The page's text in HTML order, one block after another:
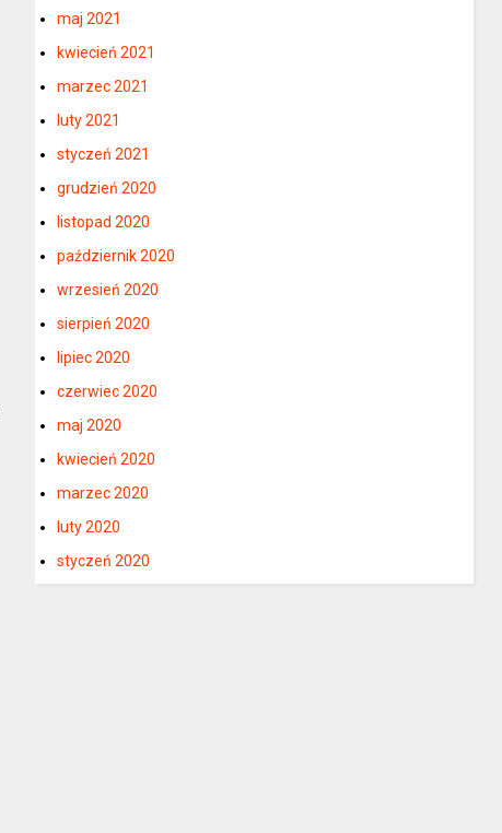
maj 2021
kwiecień 2021
marzec 2021
luty 2021
styczeń 2021
grudzień 2020
listopad 2020
październik 2020
wrzesień 2020
sierpień 2020
lipiec 2020
czerwiec 2020
maj 2020
kwiecień 2020
marzec 2020
luty 2020
styczeń 2020